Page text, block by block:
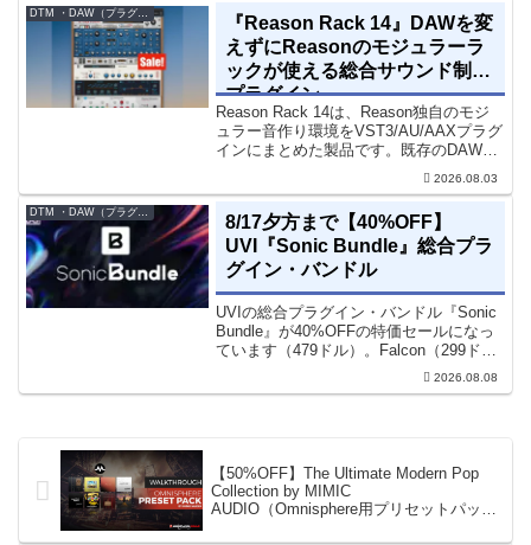
『Reason Rack 14』DAWを変
えずにReasonのモジュラーラ
ックが使える総合サウンド制作
プラグイン
Reason Rack 14は、Reason独自のモジ
ュラー音作り環境をVST3/AU/AAXプラグ
インにまとめた製品です。既存のDAWを
乗り換えることなく、68種類のシンセや
エフェクト、CV配線をそのままトラック
に追加できます。通常199...
2026.08.03
DTM ・DAW（プラグイン、シンセなど）のセール情報
8/17夕方まで【40%OFF】
UVI『Sonic Bundle』総合プラ
グイン・バンドル
UVIの総合プラグイン・バンドル『Sonic
Bundle』が40%OFFの特価セールになっ
ています（479ドル）。Falcon（299ド
ル）も入っています。UVI Sonic Bundle
Sale - 40% OFF＊セール終了予定日：...
2026.08.08
【50%OFF】The Ultimate Modern Pop
Collection by MIMIC
AUDIO（Omnisphere用プリセットパッ